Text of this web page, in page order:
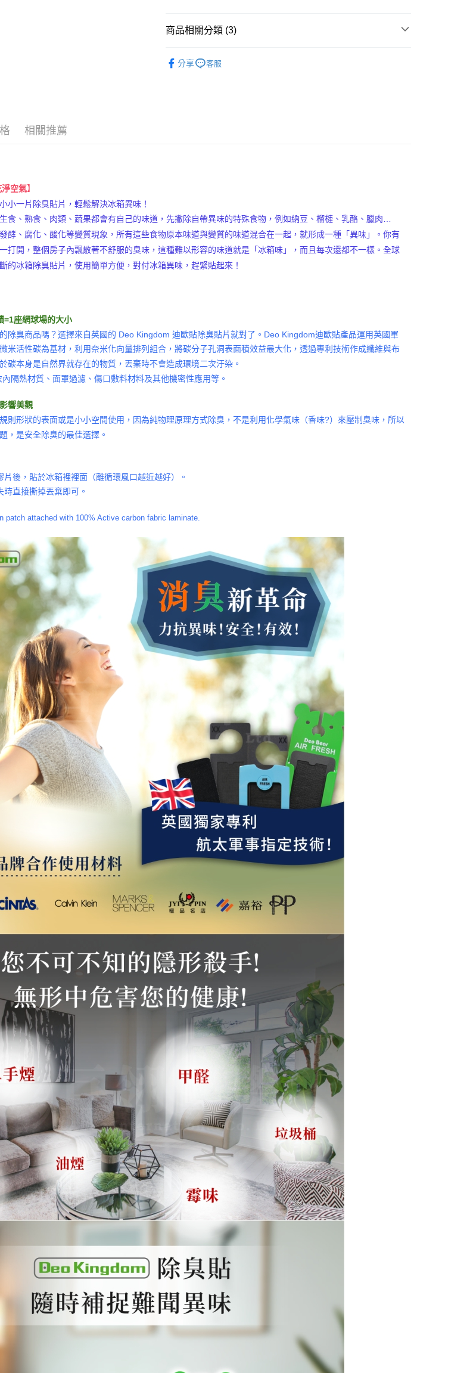
絡購買商品的店家。未經商家同意取消之訂單仍視為有效，需透過AFTEE
是否繳費成功／繳費後需取消欲退款等相關疑問，請聯繫「AFTEE先享後
結果請求用戶進行身份認證。
形，恩沛科技股份有限公司將有權停止該用戶之使用額度並採取法律行
動。
宅配
商品相關分類 (3)
分享 客服
相關推薦
空氣】
小小一片除臭貼片，輕鬆解決冰箱異味！
食、熟食、肉類、蔬果都會有自己的味道，先撇除自帶異味的特殊食物，例如納豆、榴槤、乳酪、臘肉…
酵、腐化、酸化等變質現象，所有這些食物原本味道與變質的味道混合在一起，就形成一種「異味」。你有
打開，整個房子內飄散著不舒服的臭味，這種難以形容的味道就是 「冰箱味」，而且每次還都不一樣。全球
的冰箱除臭貼片，使用簡單方便，對付冰箱異味，趕緊貼起來！
=1座網球場的大小
除臭商品嗎？選擇來自英國的 Deo Kingdom 迪歐貼除臭貼片就對了。Deo Kingdom迪歐貼產品運用英國軍
米活性碳為基材，利用奈米化向量排列組合，將碳分子孔洞表面積效益最大化，透過專利技術作成纖維與布
碳本身是自然界就存在的物質，丟棄時不會造成環境二次汙染。
隔熱材質、面罩過濾、傷口敷料材料及其他機密性應用等。
響美觀
則形狀的表面或是小小空間使用，因為純物理原理方式除臭，不是利用化學氣味（香味?）來壓制臭味，所以
，是安全除臭的最佳選擇。
後，貼於冰箱裡裡面（離循環風口越近越好）。
直接撕掉丟棄即可。
patch attached with 100% Active carbon fabric laminate.